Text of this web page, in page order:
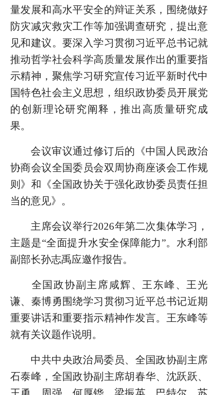
量发展和高水平安全的辩证关系，围绕做好
防灾减灾救灾工作等加强调查研究，提出意
见和建议。要深入学习贯彻习近平总书记就
推动哲学社会科学高质量发展作出的重要指
示精神，聚焦学习研究宣传习近平新时代中
国特色社会主义思想，组织政协委员开展党
的创新理论研究阐释，推出高质量研究成
果。
会议审议通过修订后的《中国人民政治
协商会议全国委员会双周协商座谈会工作规
则》和《全国政协关于强化政协委员责任担
当的意见》。
主席会议举行2026年第二次集体学习，
主题是“全面提升水安全保障能力”。水利部
副部长孙志禹应邀作报告。
全国政协副主席咸辉、王东峰、王光
谦、秦博勇围绕学习贯彻习近平总书记近期
重要讲话和重要指示精神作发言。王东峰等
就有关议题作说明。
中共中央政治局委员、全国政协副主席
石泰峰，全国政协副主席胡春华、沈跃跃、